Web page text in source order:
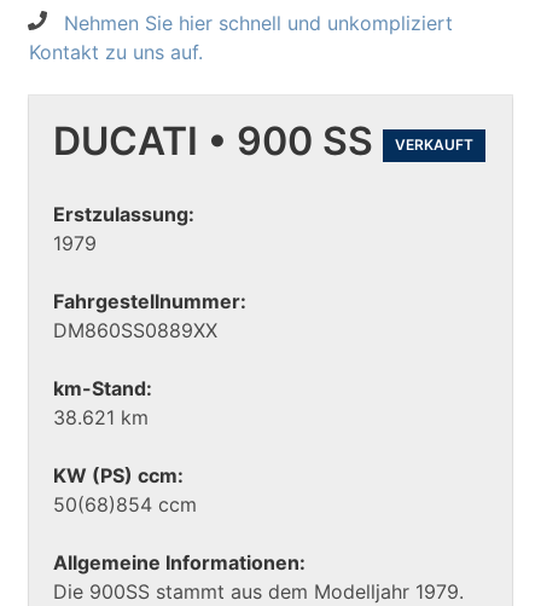
Nehmen Sie hier schnell und unkompliziert
Kontakt zu uns auf.
DUCATI • 900 SS VERKAUFT
Erstzulassung:
1979
Fahrgestellnummer:
DM860SS0889XX
km-Stand:
38.621 km
KW (PS) ccm:
50(68)854 ccm
Allgemeine Informationen:
Die 900SS stammt aus dem Modelljahr 1979.